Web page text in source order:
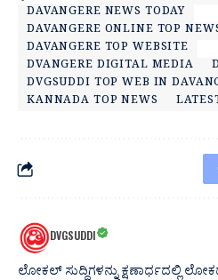
DAVANGERE NEWS TODAY
DAVANGERE ONLINE TOP
DAVANGERE TOP WEBSITE
DVANGERE DIGITAL MEDIA
DVGSUDDI TOP WEB IN
KANNADA TOP NEWS
DVGSUDDI
ಲೋಕಲ್ ಸುದ್ದಿಗಳನ್ನು ಕ್ಷಣಾರ್ಧದಲ್ಲಿ